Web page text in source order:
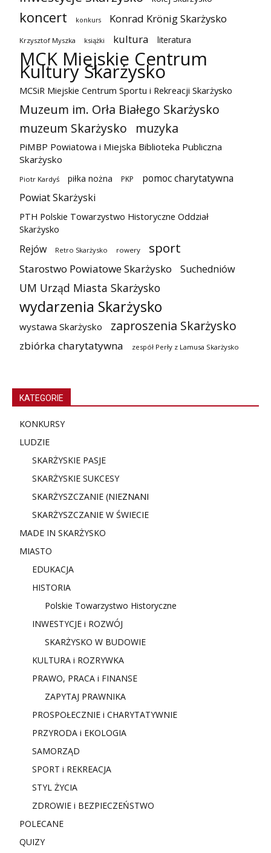
koncert konkurs Konrad Krönig Skarżysko
Krzysztof Myszka książki kultura literatura
MCK Miejskie Centrum
Kultury Skarżysko
MCSiR Miejskie Centrum Sportu i Rekreacji Skarżysko
Muzeum im. Orła Białego Skarżysko
muzeum Skarżysko
muzyka
PiMBP Powiatowa i Miejska Biblioteka Publiczna
Skarżysko
Piotr Kardyś piłka nożna PKP
pomoc charytatywna
Powiat Skarżyski
PTH Polskie Towarzystwo Historyczne Oddział
Skarżysko
Rejów Retro Skarżysko rowery sport
Starostwo Powiatowe Skarżysko Suchedniów
UM Urząd Miasta Skarżysko
wydarzenia Skarżysko
wystawa Skarżysko zaproszenia Skarżysko
zbiórka charytatywna zespół Perły z Lamusa Skarżysko
KATEGORIE
KONKURSY
LUDZIE
SKARŻYSKIE PASJE
SKARŻYSKIE SUKCESY
SKARŻYSZCZANIE (NIEZNANI
SKARŻYSZCZANIE W ŚWIECIE
MADE IN SKARŻYSKO
MIASTO
EDUKACJA
HISTORIA
Polskie Towarzystwo Historyczne
INWESTYCJE i ROZWÓJ
SKARŻYSKO W BUDOWIE
KULTURA i ROZRYWKA
PRAWO, PRACA i FINANSE
ZAPYTAJ PRAWNIKA
PROSPOŁECZNIE i CHARYTATYWNIE
PRZYRODA i EKOLOGIA
SAMORZĄD
SPORT i REKREACJA
STYL ŻYCIA
ZDROWIE i BEZPIECZEŃSTWO
POLECANE
QUIZY